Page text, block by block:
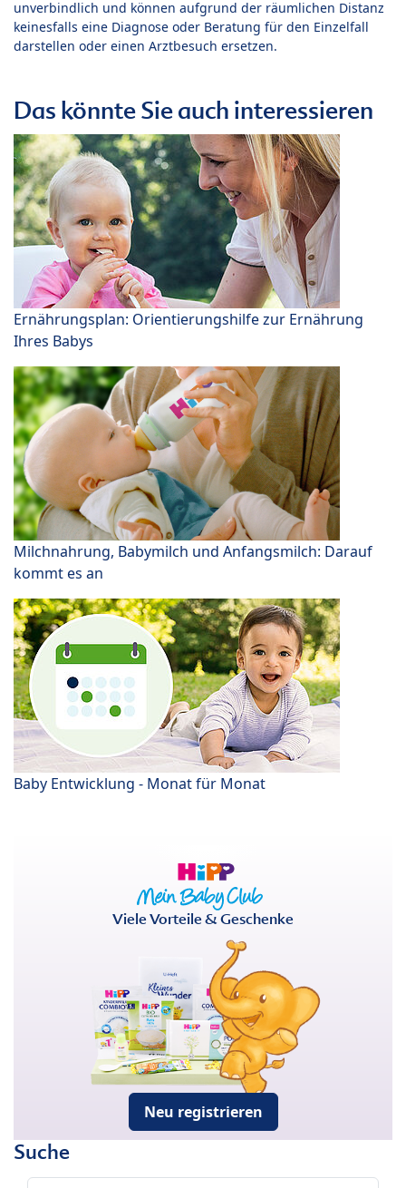
unverbindlich und können aufgrund der räumlichen Distanz
keinesfalls eine Diagnose oder Beratung für den Einzelfall
darstellen oder einen Arztbesuch ersetzen.
Das könnte Sie auch interessieren
Ernährungsplan: Orientierungshilfe zur Ernährung
Ihres Babys
Milchnahrung, Babymilch und Anfangsmilch: Darauf
kommt es an
Baby Entwicklung - Monat für Monat
Viele Vorteile & Geschenke
Neu registrieren
Suche